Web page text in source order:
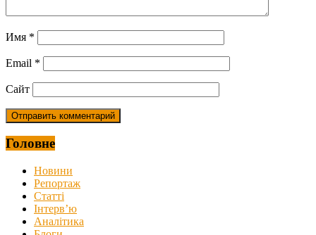
Имя *
Email *
Сайт
Головне
Новини
Репортаж
Статті
Інтерв’ю
Аналітика